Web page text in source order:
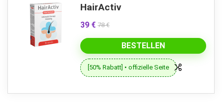
HairActiv
39 € 78 €
BESTELLEN
[50% Rabatt] • offizielle Seite